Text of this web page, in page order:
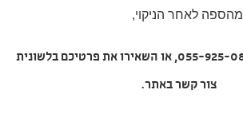
לאחר הניקוי,
צרו קשר בטלפון 055-925-0899, או השאירו את פרטיכם בלשונית
צור קשר באתר.